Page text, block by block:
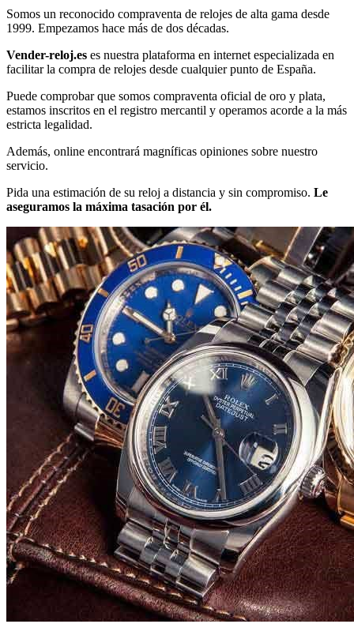
Somos un reconocido compraventa de relojes de alta gama desde
1999. Empezamos hace más de dos décadas.
Vender-reloj.es es nuestra plataforma en internet especializada en
facilitar la compra de relojes desde cualquier punto de España.
Puede comprobar que somos compraventa oficial de oro y plata,
estamos inscritos en el registro mercantil y operamos acorde a la más
estricta legalidad.
Además, online encontrará magníficas opiniones sobre nuestro
servicio.
Pida una estimación de su reloj a distancia y sin compromiso. Le
aseguramos la máxima tasación por él.